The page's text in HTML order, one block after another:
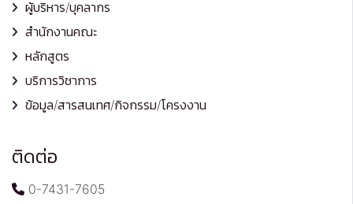
ผู้บริหาร/บุคลากร
สำนักงานคณะ
หลักสูตร
บริการวิชาการ
ข้อมูล/สารสนเทศ/กิจกรรม/โครงงาน
ติดต่อ
0-7431-7605